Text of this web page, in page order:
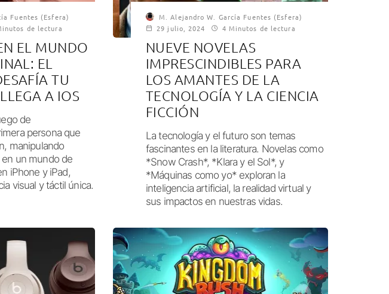
Fuentes (Esfera)
de lectura
EL MUNDO
EL
TU
A IOS
de
persona que
manipulando
un mundo de
iPhone y iPad,
visual y táctil única.
M. Alejandro W. García Fuentes (Esfera)
29 julio, 2024
4 Minutos de lectura
NUEVE NOVELAS
IMPRESCINDIBLES PARA
LOS AMANTES DE LA
TECNOLOGÍA Y LA CIENCIA
FICCIÓN
La tecnología y el futuro son temas
fascinantes en la literatura. Novelas como
*Snow Crash*, *Klara y el Sol*, y
*Máquinas como yo* exploran la
inteligencia artificial, la realidad virtual y
sus impactos en nuestras vidas.